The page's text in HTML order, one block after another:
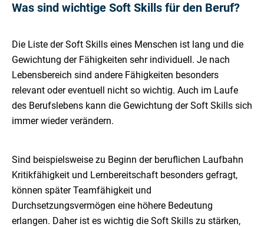
Was sind wichtige Soft Skills für den Beruf?
Die Liste der Soft Skills eines Menschen ist lang und die
Gewichtung der Fähigkeiten sehr individuell. Je nach
Lebensbereich sind andere Fähigkeiten besonders
relevant oder eventuell nicht so wichtig. Auch im Laufe
des Berufslebens kann die Gewichtung der Soft Skills sich
immer wieder verändern.
Sind beispielsweise zu Beginn der beruflichen Laufbahn
Kritikfähigkeit und Lernbereitschaft besonders gefragt,
können später Teamfähigkeit und
Durchsetzungsvermögen eine höhere Bedeutung
erlangen. Daher ist es wichtig die Soft Skills zu stärken,